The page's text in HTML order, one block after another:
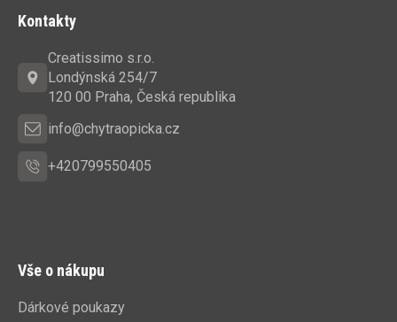
Kontakty
Creatissimo s.r.o.
Londýnská 254/7
120 00 Praha, Česká republika
info@chytraopicka.cz
+420799550405
Vše o nákupu
Dárkové poukazy